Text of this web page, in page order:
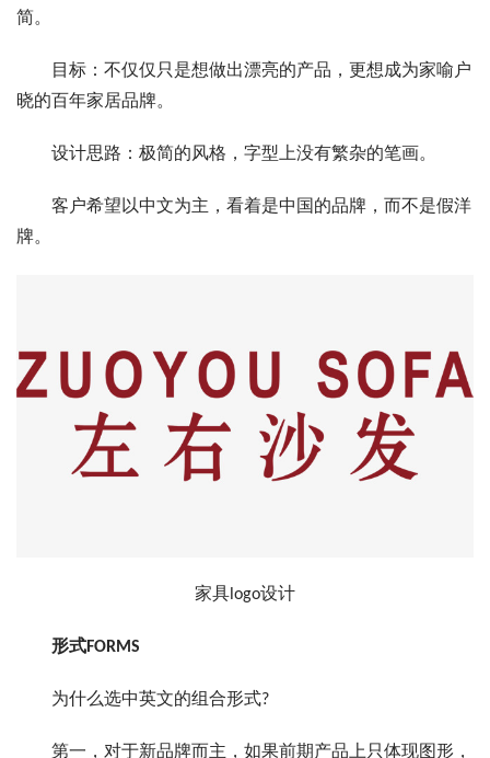
简。
目标：不仅仅只是想做出漂亮的产品，更想成为家喻户
晓的百年家居品牌。
设计思路：极简的风格，字型上没有繁杂的笔画。
客户希望以中文为主，看着是中国的品牌，而不是假洋
牌。
家具logo设计
形式FORMS
为什么选中英文的组合形式?
第一，对于新品牌而主，如果前期产品上只体现图形，